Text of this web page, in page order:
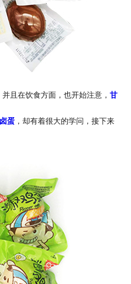
联系我们
且在饮食方面，也开始注意， 甘
蛋，却有着很大的学问，接下来